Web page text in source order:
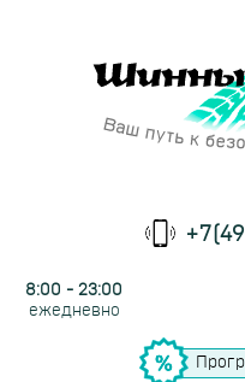
8:00 - 23:00
ежедневно